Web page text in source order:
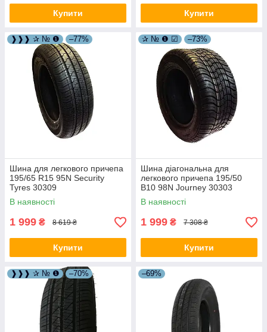
Купити Купити
❱❱❱ ✰ № ❶ –77%
Шина для легкового причепа
195/65 R15 95N Security
Tyres 30309
В наявності
1 999 ₴ 8 619 ₴
Купити
✰ № ❶ ☑ –73%
Шина діагональна для
легкового причепа 195/50
B10 98N Journey 30303
В наявності
1 999 ₴ 7 308 ₴
Купити
❱❱❱ ✰ № ❶ –70% –69%